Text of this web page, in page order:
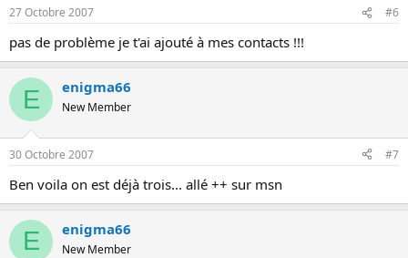
27 Octobre 2007 #6
pas de problème je t'ai ajouté à mes contacts !!!
E enigma66
New Member
30 Octobre 2007 #7
Ben voila on est déjà trois... allé ++ sur msn
E enigma66
New Member